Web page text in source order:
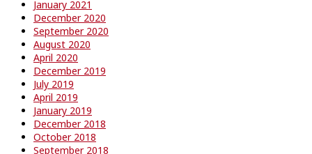
January 2021
December 2020
September 2020
August 2020
April 2020
December 2019
July 2019
April 2019
January 2019
December 2018
October 2018
September 2018